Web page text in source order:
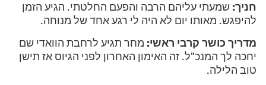
חניך: שמעתי עליהם הרבה והפעם החלטתי. הגיע הזמן
להיפגש. מאותו יום לא היה לי רגע אחד של מנוחה.
מדריך כושר קרבי ראשי: מחר תגיע לרחבת הוואדי שם
יחכה לך המנכ"ל. זה האימון האחרון לפני הגיוס אז תישן
טוב הלילה.